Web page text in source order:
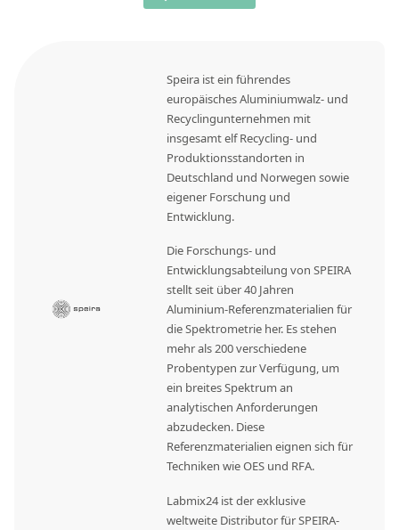
Speira ist ein führendes
europäisches Aluminiumwalz- und
Recyclingunternehmen mit
insgesamt elf Recycling- und
Produktionsstandorten in
Deutschland und Norwegen sowie
eigener Forschung und
Entwicklung.
Die Forschungs- und
Entwicklungsabteilung von SPEIRA
stellt seit über 40 Jahren
Aluminium-Referenzmaterialien für
die Spektrometrie her. Es stehen
mehr als 200 verschiedene
Probentypen zur Verfügung, um
ein breites Spektrum an
analytischen Anforderungen
abzudecken. Diese
Referenzmaterialien eignen sich für
Techniken wie OES und RFA.
Labmix24 ist der exklusive
weltweite Distributor für SPEIRA-